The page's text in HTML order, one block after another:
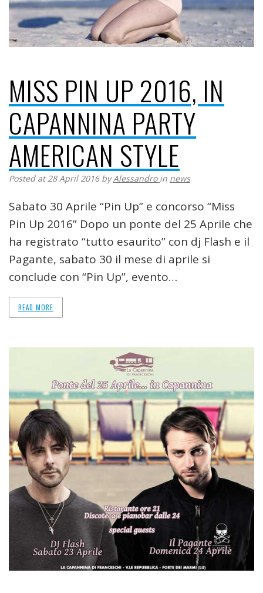
MISS PIN UP 2016, IN
CAPANNINA PARTY
AMERICAN STYLE
Posted at 28 April 2016 byAlessandro in news
Sabato 30 Aprile “Pin Up” e concorso “Miss
Pin Up 2016” Dopo un ponte del 25 Aprile che
ha registrato “tutto esaurito” con dj Flash e il
Pagante, sabato 30 il mese di aprile si
conclude con “Pin Up”, evento…
READ MORE